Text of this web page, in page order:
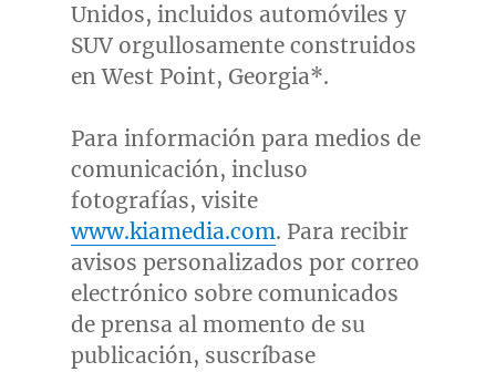
Unidos, incluidos automóviles y
SUV orgullosamente construidos
enWest Point, Georgia*.
Para información para medios de
comunicación, incluso
fotografías, visite
www.kiamedia.com. Para recibir
avisos personalizados por correo
electrónico sobre comunicados
de prensa al momento de su
publicación, suscríbase